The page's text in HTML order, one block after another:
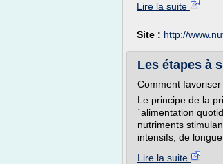
Lire la suite
Site : http://
Les étapes à
Comment
Le principe de la
´alimentation
nutriments
intensifs, de
Lire la suite